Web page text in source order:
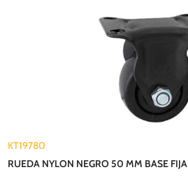
KT19780
RUEDA NYLON NEGRO 50 MM BASE FIJA